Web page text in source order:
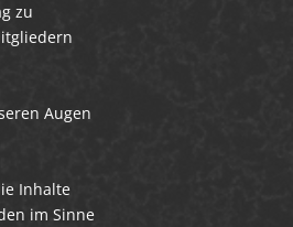
zu
Augen
Inhalte
im Sinne